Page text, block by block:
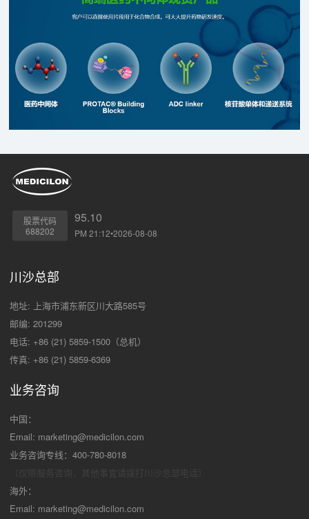
股票代码
688202
95.10
PM 21:12•2026-08-08
川沙总部
地址: 上海市浦东新区川大路585号
邮编: 201299
电话: +86 (21) 5859-1500（总机）
传真: +86 (21) 5859-6369
业务咨询
中国：
Email: marketing@medicilon.com
业务咨询专线：400-780-8018
海外：
Email: marketing@medicilon.com